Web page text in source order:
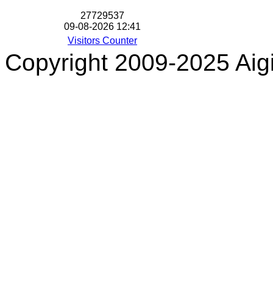
27729537
09-08-2026 12:41
Visitors Counter
Copyright 2009-2025